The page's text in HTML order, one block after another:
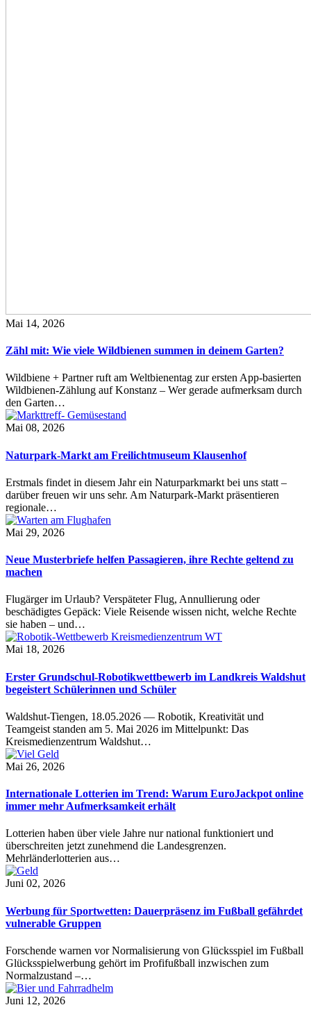
Mai 14, 2026
Zähl mit: Wie viele Wildbienen summen in deinem Garten?
Wildbiene + Partner ruft am Weltbienentag zur ersten App-basierten
Wildbienen-Zählung auf Konstanz – Wer gerade aufmerksam durch
den Garten…
Mai 08, 2026
Naturpark-Markt am Freilichtmuseum Klausenhof
Erstmals findet in diesem Jahr ein Naturparkmarkt bei uns statt –
darüber freuen wir uns sehr. Am Naturpark-Markt präsentieren
regionale…
Mai 29, 2026
Neue Musterbriefe helfen Passagieren, ihre Rechte geltend zu
machen
Flugärger im Urlaub? Verspäteter Flug, Annullierung oder
beschädigtes Gepäck: Viele Reisende wissen nicht, welche Rechte
sie haben – und…
Mai 18, 2026
Erster Grundschul-Robotikwettbewerb im Landkreis Waldshut
begeistert Schülerinnen und Schüler
Waldshut-Tiengen, 18.05.2026 — Robotik, Kreativität und
Teamgeist standen am 5. Mai 2026 im Mittelpunkt: Das
Kreismedienzentrum Waldshut…
Mai 26, 2026
Internationale Lotterien im Trend: Warum EuroJackpot online
immer mehr Aufmerksamkeit erhält
Lotterien haben über viele Jahre nur national funktioniert und
überschreiten jetzt zunehmend die Landesgrenzen.
Mehrländerlotterien aus…
Juni 02, 2026
Werbung für Sportwetten: Dauerpräsenz im Fußball gefährdet
vulnerable Gruppen
Forschende warnen vor Normalisierung von Glücksspiel im Fußball
Glücksspielwerbung gehört im Profifußball inzwischen zum
Normalzustand –…
Juni 12, 2026